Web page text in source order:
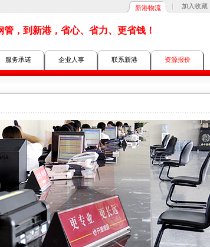
新港物流 加入收藏
到新港，省心、省力、更省钱！
服务承诺 企业人事 联系新港 资源报价